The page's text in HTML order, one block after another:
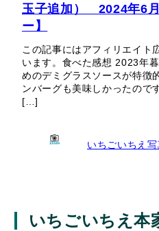
玉子追加） 2024年6
ー】
この記事にはアフィリエイト
います。食べた感想 2023年
めのデミグラスソースが特徴
ンバーグも美味しかったので
[…]
いちごいちえ
いちごいちえ本